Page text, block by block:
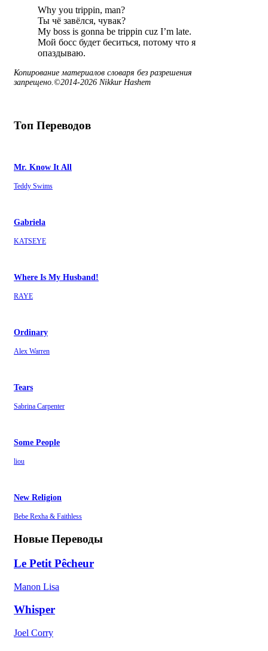
Why you trippin, man?
Ты чё завёлся, чувак?
My boss is gonna be trippin cuz I’m late.
Мой босс будет беситься, потому что я
опаздываю.
Копирование материалов словаря без разрешения
запрещено.©2014-2026 Nikkur Hashem
Топ Переводов
Mr. Know It All
Teddy Swims
Gabriela
KATSEYE
Where Is My Husband!
RAYE
Ordinary
Alex Warren
Tears
Sabrina Carpenter
Some People
liou
New Religion
Bebe Rexha & Faithless
Новые Переводы
Le Petit Pêcheur
Manon Lisa
Whisper
Joel Corry